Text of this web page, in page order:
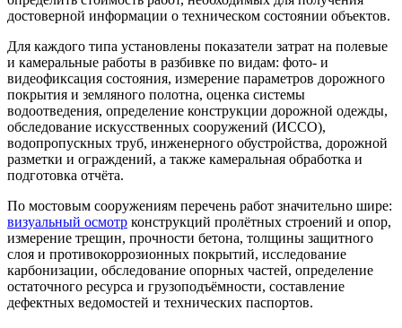
достоверной информации о техническом состоянии объектов.
Для каждого типа установлены показатели затрат на полевые
и камеральные работы в разбивке по видам: фото- и
видеофиксация состояния, измерение параметров дорожного
покрытия и земляного полотна, оценка системы
водоотведения, определение конструкции дорожной одежды,
обследование искусственных сооружений (ИССО),
водопропускных труб, инженерного обустройства, дорожной
разметки и ограждений, а также камеральная обработка и
подготовка отчёта.
По мостовым сооружениям перечень работ значительно шире:
визуальный осмотр конструкций пролётных строений и опор,
измерение трещин, прочности бетона, толщины защитного
слоя и противокоррозионных покрытий, исследование
карбонизации, обследование опорных частей, определение
остаточного ресурса и грузоподъёмности, составление
дефектных ведомостей и технических паспортов.